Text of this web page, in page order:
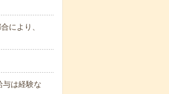
により、
は経験な